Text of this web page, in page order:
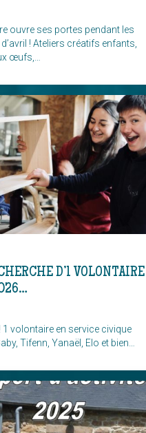
ouvre ses portes pendant les
! Ateliers créatifs enfants,
œufs,…
D’1 VOLONTAIRE
1 volontaire en service civique
Tifenn, Yanaël, Elo et bien…